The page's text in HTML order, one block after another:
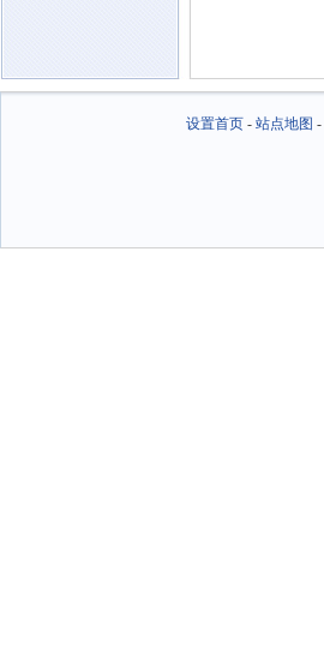
设置首页- 站点地图 -